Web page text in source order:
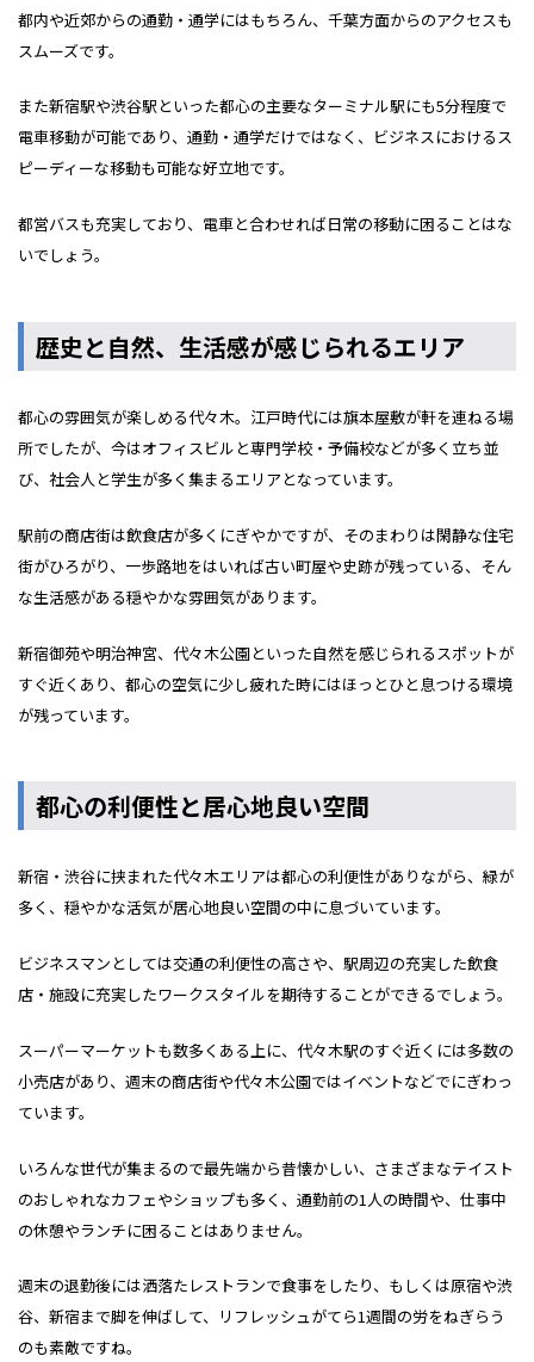
都内や近郊からの通勤・通学にはもちろん、千葉方面からのアクセスも
スムーズです。
また新宿駅や渋谷駅といった都心の主要なターミナル駅にも5分程度で
電車移動が可能であり、通勤・通学だけではなく、ビジネスにおけるス
ピーディーな移動も可能な好立地です。
都営バスも充実しており、電車と合わせれば日常の移動に困ることはな
いでしょう。
歴史と自然、生活感が感じられるエリア
都心の雰囲気が楽しめる代々木。江戸時代には旗本屋敷が軒を連ねる場
所でしたが、今はオフィスビルと専門学校・予備校などが多く立ち並
び、社会人と学生が多く集まるエリアとなっています。
駅前の商店街は飲食店が多くにぎやかですが、そのまわりは閑静な住宅
街がひろがり、一歩路地をはいれば古い町屋や史跡が残っている、そん
な生活感がある穏やかな雰囲気があります。
新宿御苑や明治神宮、代々木公園といった自然を感じられるスポットが
すぐ近くあり、都心の空気に少し疲れた時にはほっとひと息つける環境
が残っています。
都心の利便性と居心地良い空間
新宿・渋谷に挟まれた代々木エリアは都心の利便性がありながら、緑が
多く、穏やかな活気が居心地良い空間の中に息づいています。
ビジネスマンとしては交通の利便性の高さや、駅周辺の充実した飲食
店・施設に充実したワークスタイルを期待することができるでしょう。
スーパーマーケットも数多くある上に、代々木駅のすぐ近くには多数の
小売店があり、週末の商店街や代々木公園ではイベントなどでにぎわっ
ています。
いろんな世代が集まるので最先端から昔懐かしい、さまざまなテイスト
のおしゃれなカフェやショップも多く、通勤前の1人の時間や、仕事中
の休憩やランチに困ることはありません。
週末の退勤後には洒落たレストランで食事をしたり、もしくは原宿や渋
谷、新宿まで脚を伸ばして、リフレッシュがてら1週間の労をねぎらう
のも素敵ですね。